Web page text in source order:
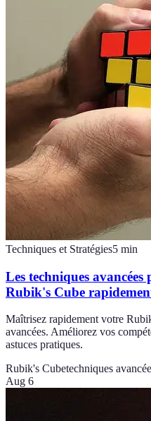
Techniques et Stratégies5 min
Les techniques
Rubik's Cube
Maîtrisez rapidement votre
avancées. Améliorez vos
astuces pratiques.
Rubik's Cubetechniques
Aug 6